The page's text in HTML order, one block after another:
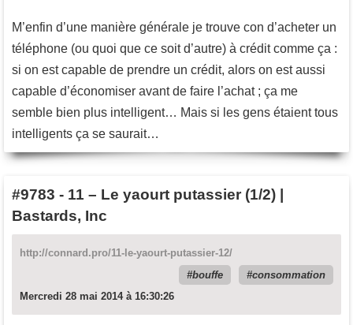
M’enfin d’une manière générale je trouve con d’acheter un
téléphone (ou quoi que ce soit d’autre) à crédit comme ça :
si on est capable de prendre un crédit, alors on est aussi
capable d’économiser avant de faire l’achat ; ça me
semble bien plus intelligent… Mais si les gens étaient tous
intelligents ça se saurait…
#9783 - 11 – Le yaourt putassier (1/2) |
Bastards, Inc
http://connard.pro/11-le-yaourt-putassier-12/
bouffe
consommation
Mercredi 28 mai 2014 à 16:30:26